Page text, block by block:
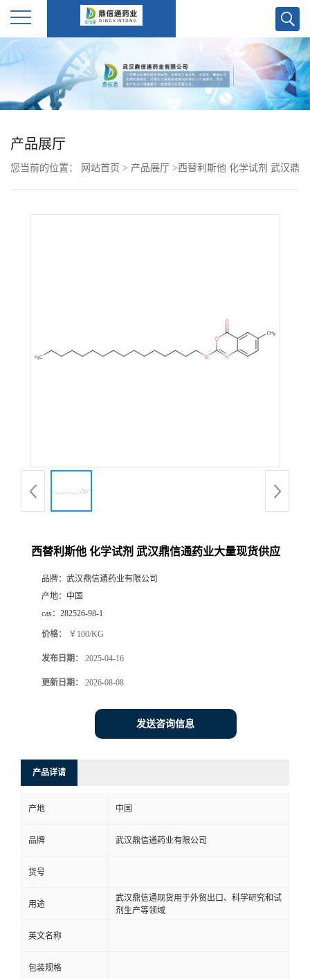
公
产
产品展厅
您当前的位置： 网站首页 > 产品展厅 >西替利斯他 化学试剂 武汉鼎
西替利斯他 化学试剂 武汉鼎信通药业大量现货供应
品牌： 武汉鼎信通药业有限公司
产地： 中国
cas： 282526-98-1
价格： ￥100/KG
发布日期： 2025-04-16
更新日期： 2026-08-08
发送咨询信息
产品详请
产地 中国
品牌 武汉鼎信通药业有限公司
货号
用途
武汉鼎信通现货用于外贸出口、科学研究和试
剂生产等领域
英文名称
包装规格